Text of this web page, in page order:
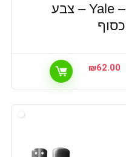
– Yale – צבע
כסוף
₪62.00